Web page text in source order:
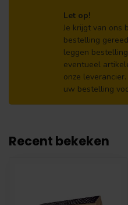
Let op!
Je krijgt van ons
bestelling
leggen
eventueel
onze
uw bestelling
Recent bekeken